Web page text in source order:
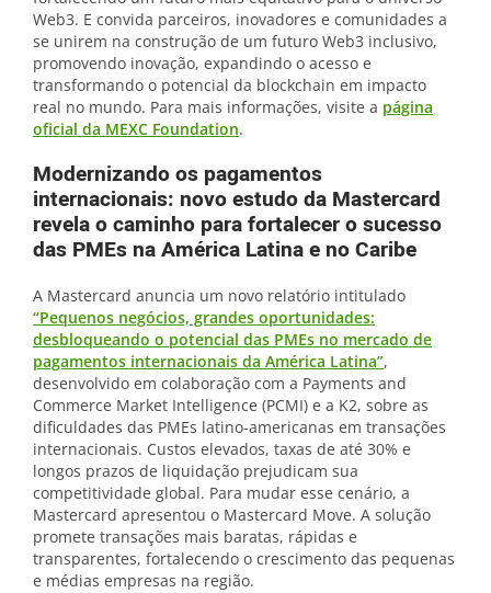
Web3. E convida parceiros, inovadores e comunidades a
se unirem na construção de um futuro Web3 inclusivo,
promovendo inovação, expandindo o acesso e
transformando o potencial da blockchain em impacto
real no mundo. Para mais informações, visite a página
oficial da MEXC Foundation.
Modernizando os pagamentos
internacionais: novo estudo da Mastercard
revela o caminho para fortalecer o sucesso
das PMEs na América Latina e no Caribe
A Mastercard anuncia um novo relatório intitulado
“Pequenos negócios, grandes oportunidades:
desbloqueando o potencial das PMEs no mercado de
pagamentos internacionais da América Latina”,
desenvolvido em colaboração com a Payments and
Commerce Market Intelligence (PCMI) e a K2, sobre as
dificuldades das PMEs latino-americanas em transações
internacionais. Custos elevados, taxas de até 30% e
longos prazos de liquidação prejudicam sua
competitividade global. Para mudar esse cenário, a
Mastercard apresentou o Mastercard Move. A solução
promete transações mais baratas, rápidas e
transparentes, fortalecendo o crescimento das pequenas
e médias empresas na região.